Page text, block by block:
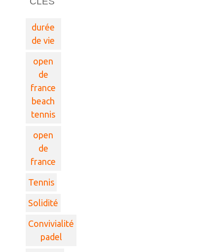
durée
de vie
open
de
france
beach
tennis
open
de
france
Tennis
Solidité
Convivialité
padel